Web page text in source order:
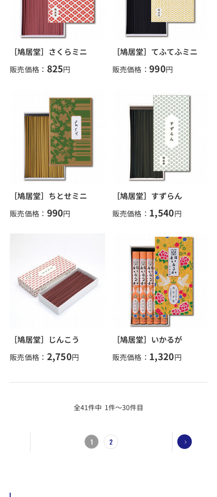
［鳩居堂］さくらミニ
販売価格： 825円
［鳩居堂］てふてふミニ
販売価格： 990円
［鳩居堂］ちとせミニ
販売価格： 990円
［鳩居堂］すずらん
販売価格： 1,540円
［鳩居堂］じんこう
販売価格： 2,750円
［鳩居堂］いかるが
販売価格： 1,320円
全41件中 1件～30件目
1 2